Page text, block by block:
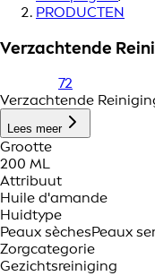
PRODUCTEN
Verzachtende
72
Verzachtende
Lees meer
Grootte
200 ML
Attribuut
Huile d'amande
Huidtype
Peaux sèchesPeaux
Zorgcategorie
Gezichtsreiniging